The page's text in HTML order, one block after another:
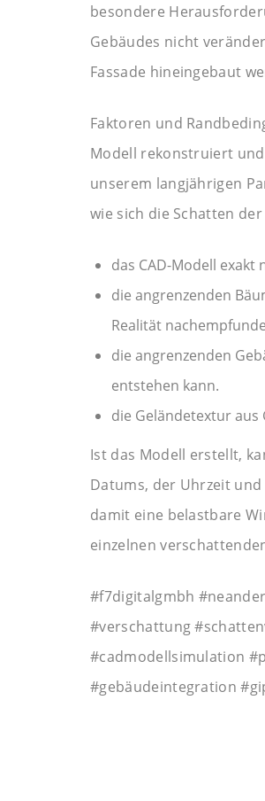
besondere
Gebäudes nicht
Fassade hineingebaut
Faktoren und
Modell rekonstruiert
unserem langjährigen
wie sich die Schatten
das CAD-Modell
die angrenzenden
Realität
die angrenzenden
entstehen kann.
die Geländetextur
Ist das Modell erstellt,
Datums, der Uhrzeit
damit eine belastbare
einzelnen
#f7digitalgmbh
#verschattung
#cadmodellsimulation
#gebäudeintegration